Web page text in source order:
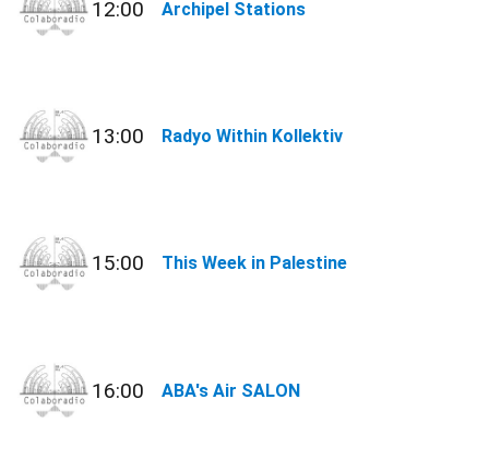
12:00 Archipel Stations
13:00 Radyo Within Kollektiv
15:00 This Week in Palestine
16:00 ABA's Air SALON